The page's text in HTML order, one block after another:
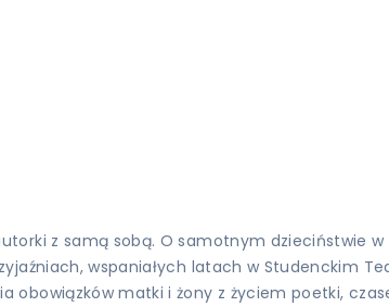
z samą sobą. O samotnym dzieciństwie w
wspaniałych latach w Studenckim
obowiązków matki i żony z życiem poetki,